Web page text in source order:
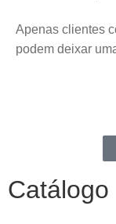
Apenas clientes
podem deixar
Catálogo